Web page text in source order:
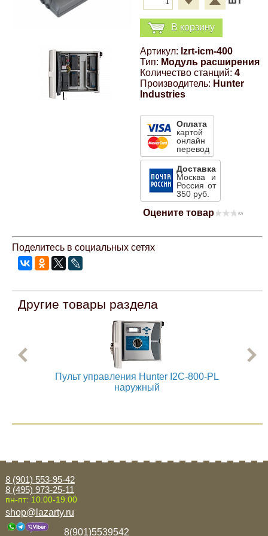
В корзину
Артикул: lzrt-icm-400
Тип: Модуль расширения
Количество станций: 4
Производитель: Hunter
Industries
Оплата
картой
онлайн
перевод
Доставка
Москва и
Россия от
350 руб.
Оцените товар (0)
Поделитесь в социальных сетях
Другие товары раздела
Пульт управления Hunter I2C-800-PL
наружный
8 (901) 553-95-42
8 (495) 973-25-11
пн-пт: 10.00-19.00
shop@lazarty.ru
8(901)5539542
Компрессионные фитинги Poliext
Mercedes-Benz
Renault
УАЗ
Дополнительные товары
Шпатлевки, штукатурки
Эмали универсальные акриловые
Магнитные панели на холодильник